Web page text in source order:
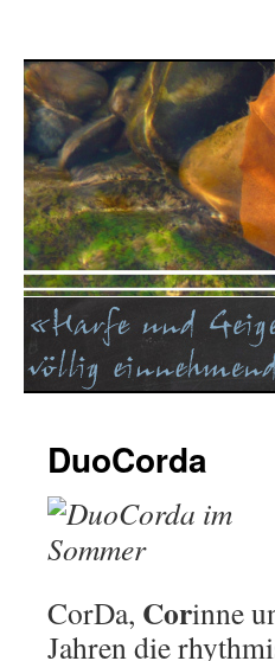
DuoCorda
CorDa, Corinne
Jahren die